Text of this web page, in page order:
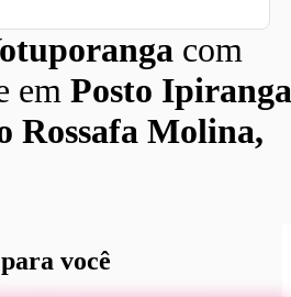
com
em Posto Ipiranga
Rossafa Molina,
você